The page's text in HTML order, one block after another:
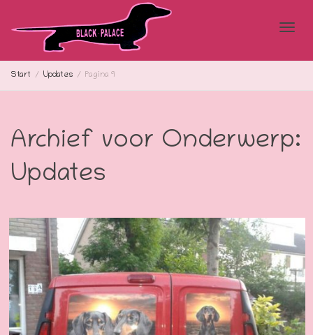
Start Updates Pagina 9
Archief voor Onderwerp:
Updates